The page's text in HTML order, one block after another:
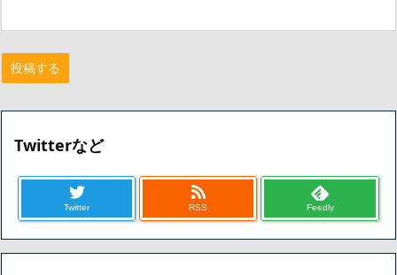
Twitterなど
Twitter RSS Feedly